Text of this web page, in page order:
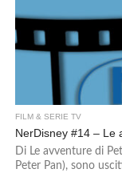
FILM & SERIE TV
NerDisney #14 – Le
Di Le avventure di
Peter Pan), sono